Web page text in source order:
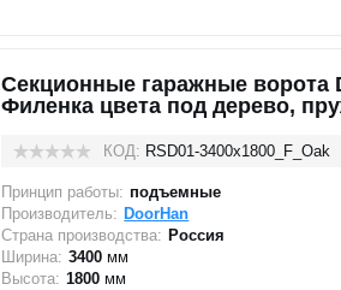
Секционные гаражные ворота
Филенка цвета под дерево,
КОД: RSD01-3400х1800_F_Oak
Принцип работы: подъемные
Производитель: DoorHan
Страна производства: Россия
Ширина: 3400 мм
Высота: 1800 мм